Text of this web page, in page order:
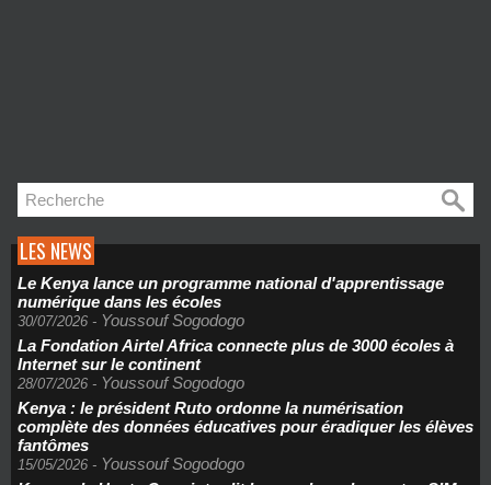
LES NEWS
Le Kenya lance un programme national d'apprentissage
numérique dans les écoles
30/07/2026 - Youssouf Sogodogo
La Fondation Airtel Africa connecte plus de 3000 écoles à
Internet sur le continent
28/07/2026 - Youssouf Sogodogo
Kenya : le président Ruto ordonne la numérisation
complète des données éducatives pour éradiquer les élèves
fantômes
15/05/2026 - Youssouf Sogodogo